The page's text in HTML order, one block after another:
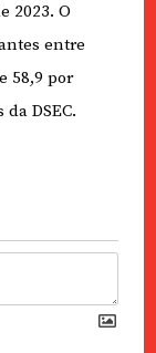
2023. O
entre
58,9 por
DSEC.